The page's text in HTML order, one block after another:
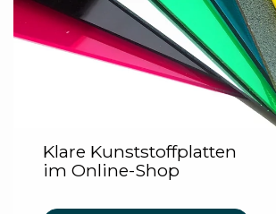
Klare Kunststoffplatten
im Online-Shop